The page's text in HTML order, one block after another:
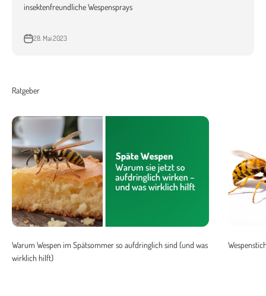
insektenfreundliche Wespensprays
28. Mai 2023
Warum Wespen im Spätsommer so aufdringlich sind (und was
wirklich hilft)